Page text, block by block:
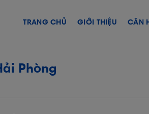
TRANG CHỦ GIỚI THIỆU CĂN
Phòng